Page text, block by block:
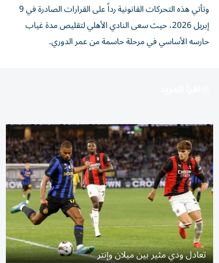
وتأتي هذه التحركات القانونية رداً على القرارات الصادرة في 9
إبريل 2026، حيث سعى النادي الأهلي لتقليص مدة غياب
حارسه الأساسي في مرحلة حاسمة من عمر الدوري.
تعادل ودي مثير بين ميلان وإنتر